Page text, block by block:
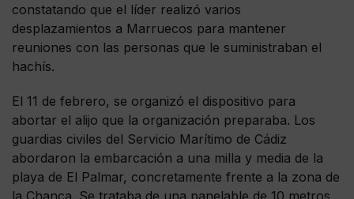
constatando que el líder realizó varios
desplazamientos a Marruecos para mantener
reuniones con las personas que le suministraban el
hachís.
El 11 de febrero, se organizó el dispositivo para
abortar el alijo que la organización preparaba. Los
guardias civiles del Servicio Marítimo de Cádiz
abordaron la embarcación a una milla y media de la
playa de El Palmar, concretamente frente a la zona de
la Chanca. Se trataba de una panelable de 10 metros